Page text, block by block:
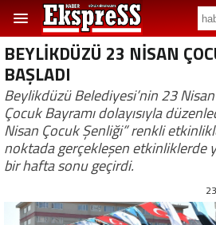
BEYLİKDÜZÜ 23 NİSAN
BAŞLADI
Beylikdüzü Belediyesi’nin 23
Çocuk Bayramı dolayısıyla
Nisan Çocuk Şenliği” renkli
noktada gerçekleşen etkinliklerde
bir hafta sonu geçirdi.